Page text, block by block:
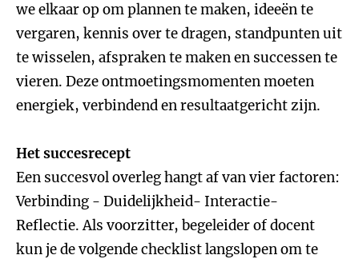
we elkaar op om plannen te maken, ideeën te
vergaren, kennis over te dragen, standpunten uit
te wisselen, afspraken te maken en successen te
vieren. Deze ontmoetingsmomenten moeten
energiek, verbindend en resultaatgericht zijn.
Het succesrecept
Een succesvol overleg hangt af van vier factoren:
Verbinding - Duidelijkheid- Interactie-
Reflectie. Als voorzitter, begeleider of docent
kun je de volgende checklist langslopen om te